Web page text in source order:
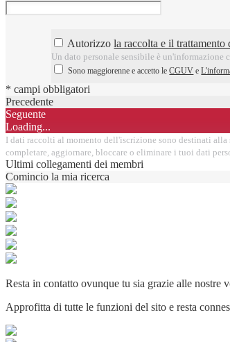
Autorizzola raccolta e il
Un dato personale sensibile è
Sono maggiorenne e accetto leCGUV e
* campi obbligatori
Precedente
Seguente
Loading...
I dati raccolti al momento dell'iscrizione sono destinati
completare, aggiornare, bloccare o eliminare i tuoi dati
Ultimi collegamenti dei membri
Comincio la mia ricerca
Resta in contatto ovunque tu sia grazie alle nostre
Approfitta di tutte le funzioni del sito e resta